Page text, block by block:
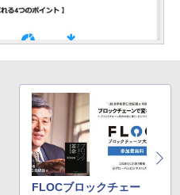
FLOCブロックチェー